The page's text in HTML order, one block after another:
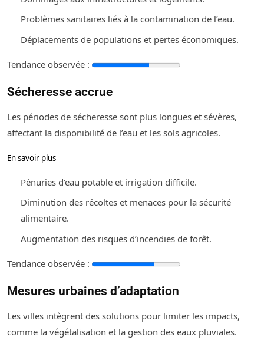
Problèmes sanitaires liés à la contamination de l’eau.
Déplacements de populations et pertes économiques.
Tendance observée :
Sécheresse accrue
Les périodes de sécheresse sont plus longues et sévères,
affectant la disponibilité de l’eau et les sols agricoles.
En savoir plus
Pénuries d’eau potable et irrigation difficile.
Diminution des récoltes et menaces pour la sécurité
alimentaire.
Augmentation des risques d’incendies de forêt.
Tendance observée :
Mesures urbaines d’adaptation
Les villes intègrent des solutions pour limiter les impacts,
comme la végétalisation et la gestion des eaux pluviales.